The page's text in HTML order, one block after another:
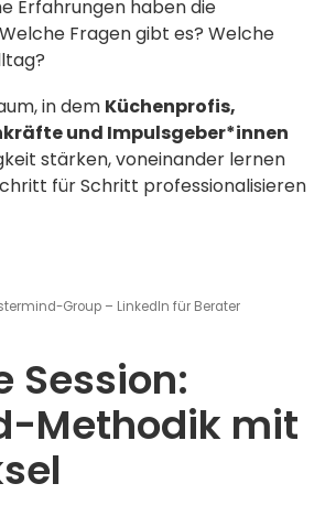
Erfahrungen haben die
Fragen gibt es? Welche
in dem Küchenprofis,
und Impulsgeber*innen
stärken, voneinander lernen
für Schritt professionalisieren
Group – LinkedIn für Berater
Session:
Methodik mit